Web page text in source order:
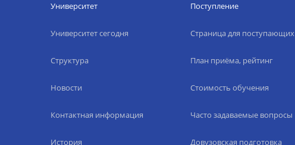
Университет
Университет сегодня
Структура
Новости
Контактная информация
История
Поступление
Страница для поступающих
План приёма, рейтинг
Стоимость обучения
Часто задаваемые вопросы
Довузовская подготовка